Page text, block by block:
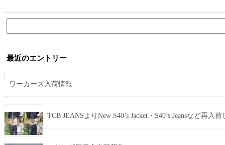
索:
最近のエントリー
ワーカーズ入荷情報
TCB JEANSよりNew S40’s Jacket・S40’s Jeansなど再入